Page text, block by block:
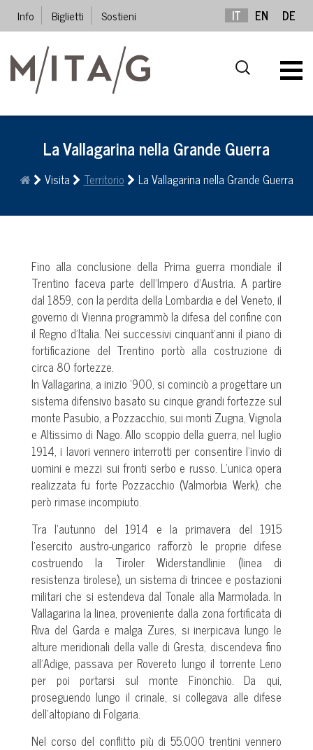
Info Biglietti Sostieni IT EN DE
La Vallagarina nella Grande Guerra
Visita Territorio La Vallagarina nella Grande Guerra
Fino alla conclusione della Prima guerra mondiale il
Trentino faceva parte dell’Impero d’Austria. A partire
dal 1859, con la perdita della Lombardia e del Veneto, il
governo di Vienna programmò la difesa del confine con
il Regno d’Italia. Nei successivi cinquant’anni il piano di
fortificazione del Trentino portò alla costruzione di
circa 80 fortezze.
In Vallagarina, a inizio ’900, si cominciò a progettare un
sistema difensivo basato su cinque grandi fortezze sul
monte Pasubio, a Pozzacchio, sui monti Zugna, Vignola
e Altissimo di Nago. Allo scoppio della guerra, nel luglio
1914, i lavori vennero interrotti per consentire l’invio di
uomini e mezzi sui fronti serbo e russo. L’unica opera
realizzata fu forte Pozzacchio (Valmorbia Werk), che
però rimase incompiuto.
Tra l’autunno del 1914 e la primavera del 1915
l’esercito austro-ungarico rafforzò le proprie difese
costruendo la Tiroler Widerstandlinie (linea di
resistenza tirolese), un sistema di trincee e postazioni
militari che si estendeva dal Tonale alla Marmolada. In
Vallagarina la linea, proveniente dalla zona fortificata di
Riva del Garda e malga Zures, si inerpicava lungo le
alture meridionali della valle di Gresta, discendeva fino
all’Adige, passava per Rovereto lungo il torrente Leno
per poi portarsi sul monte Finonchio. Da qui,
proseguendo lungo il crinale, si collegava alle difese
dell’altopiano di Folgaria.
Nel corso del conflitto più di 55.000 trentini vennero